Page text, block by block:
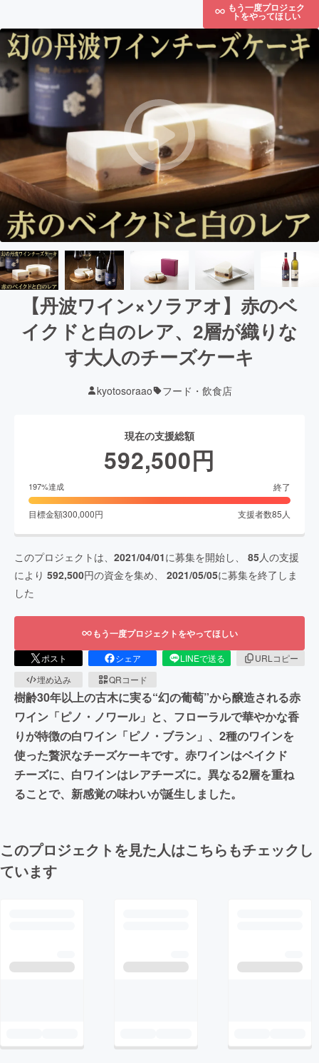
もう一度プロジェク
トをやってほしい
【丹波ワイン×ソラアオ】赤のベ
イクドと白のレア、2層が織りな
す大人のチーズケーキ
kyotosoraao フード・飲食店
現在の支援総額
592,500円
197%達成 終了
目標金額300,000円 支援者数85 人
このプロジェクトは、 2021/04/01に募集を開始し、 85人の支援
により 592,500円の資金を集め、 2021/05/05に募集を終了しま
した
もう一度プロジェクトをやってほしい
ポスト シェア LINEで送る
URLコピー
埋め込み
QRコード
樹齢30年以上の古木に実る“幻の葡萄”から醸造される赤
ワイン「ピノ・ノワール」と、フローラルで華やかな香
りが特徴の白ワイン「ピノ・ブラン」、2種のワインを
使った贅沢なチーズケーキです。赤ワインはベイクド
チーズに、白ワインはレアチーズに。異なる2層を重ね
ることで、新感覚の味わいが誕生しました。
このプロジェクトを見た人はこちらもチェックし
ています